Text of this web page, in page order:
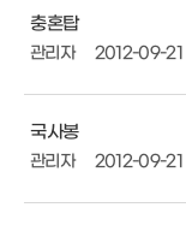
충혼탑
관리자 2012-09-21
국사봉
관리자 2012-09-21